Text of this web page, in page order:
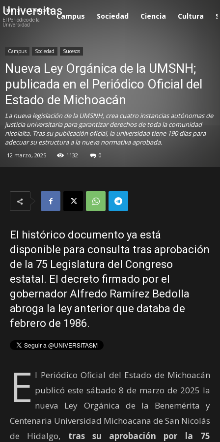
Universitas
El Periódico de la
Universidad
Campus Sociedad Ciencia Cultura
Inicio Campus
Campus Sociedad Sucesos
Nueva Ley Orgánica de la UMSNH;
publicada en el Periódico Oficial del
Estado de Michoacán
La nueva legislación de la UMSNH, crea cuatro instancias autónomas de
justicia universitaria para garantizar derechos de toda la comunidad
nicolaíta. Tras su publicación oficial, la universidad tiene 190 días para
adecuar su estructura a la nueva normativa aprobada.
12 marzo, 2025 1132 0
El histórico documento ya está
disponible para consulta tras aprobación
de la 75 Legislatura del Congreso
estatal. El decreto firmado por el
gobernador Alfredo Ramírez Bedolla
abroga la ley anterior que databa de
febrero de 1986.
E l Periódico Oficial del Estado de Michoacán
publicó este sábado 8 de marzo de 2025 la
nueva Ley Orgánica de la Benemérita y
Centenaria Universidad Michoacana de San Nicolás
de Hidalgo, tras su aprobación por la 75